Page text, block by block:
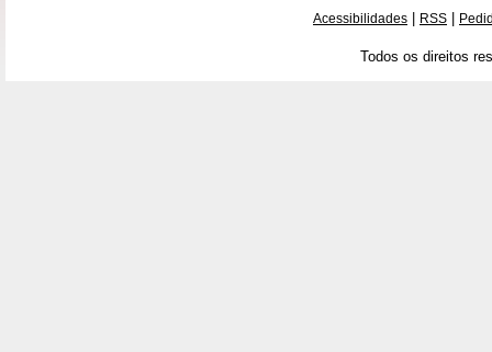
Acessibilidades RSS
Todos os direitos